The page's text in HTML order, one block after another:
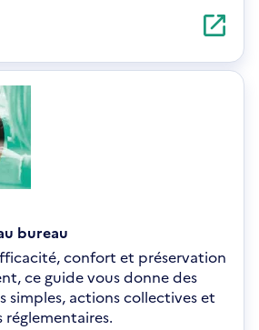
bureau
confort et préservation
ce guide vous donne des
simples, actions collectives et
réglementaires.